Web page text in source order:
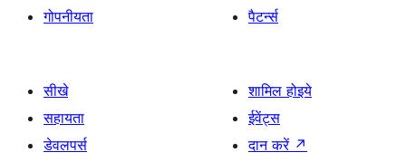
गोपनीयता
पैटर्न्स
सीखे
सहायता
डेवलपर्स
शामिल होइये
ईवेंट्स
दान करें ↗